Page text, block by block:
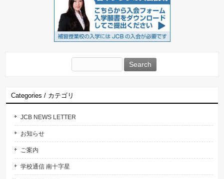
for:
Categories / カテゴリ
JCB NEWS LETTER
お知らせ
ご案内
学校通信 南十字星